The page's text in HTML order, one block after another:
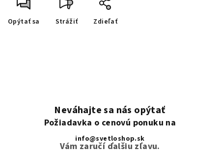
Opýtať sa Strážiť Zdieľať
Neváhajte sa nás opýtať
Požiadavka o cenovú ponuku na
info@svetloshop.sk
Vám zaručí ďalšiu zľavu.